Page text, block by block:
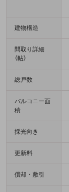
建物構造
間取り詳細
（帖）
総戸数
バルコニー面
積
採光向き
更新料
償却・敷引